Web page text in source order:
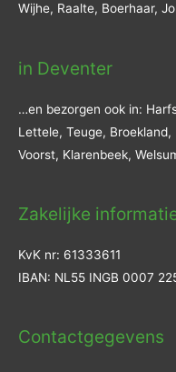
Wijhe, Raalte, Boerhaar,
in Deventer
…en bezorgen ook in:
Lettele, Teuge,
Voorst, Klarenbeek,
Zakelijke
KvK nr: 61333611
IBAN: NL55 INGB 0007
Contactgegevens